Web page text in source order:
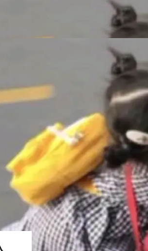
一组后台 agent。这些后
接入Mooncake TENT。
输引擎接入Mooncake T
性能提升30%、非零拷贝
UCL-MPComm底层基
信引擎，后续腾讯网平将
Engine的高性能通信组
MPComm中实现了一
局通信引擎（Engine），
服“面向企业研发场景的
应用”凭借卓越的技术
选。 全链路私有化部署，
地 当前，越来越多企业已
工具，通过调用公有云模
提升研发效率。但随着 AI
具逐步走向团队级、组织
落地过程中，对安全性、
了更高要求。 首先是数据
大多数普通研发场景，公
试用和效率提升的需求。
疗等对数据安全要求较...
工信部人工智能
部正式发布《2025年人工
》，集中展示人工智能在
盖技术底座、行业赋能、
专题等五大方向。深信服
台）成功入选！ 随着各行
建设，算力构成形态逐
点也在发生变化：不只是
步看清混合算力时代下，
是否被充分利用，以及持
优化。 深信服AI算力网关
，从Token治理和成本治
：一个时代的结
始MapReduce 作者之一。
的作者之一。
首席科学家。 Jeff D
27 年后，宣布离职。 他
开的还有 Sanjay Ghema
23，Jeff Dean 二十多
和 Bigtable 的共同
发布：界面
、记忆搜索增强
中文编码智能体，这一轮
记得住」三件事一次补
么 SolonCode 是杭州无